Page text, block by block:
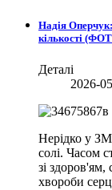
Надія
кількості
Деталі
2026-
Нерідко у
солі. Часом
зі
хвороби